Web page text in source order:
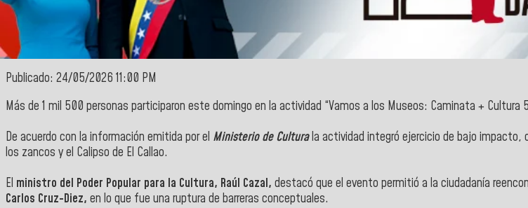
Publicado: 24/05/2026 11:00 PM
Más de 1 mil 500 personas participaron este domingo en la actividad “Vamos a los Museos: Caminata + Cultura
De acuerdo con la información emitida por el Ministerio de Culturala actividad integró ejercicio de bajo impacto,
los zancos y el Calipso de El Callao.
El ministro del Poder Popular para la Cultura, Raúl Cazal, destacó que el evento permitió a la ciudadanía
Carlos Cruz-Diez, en lo que fue una ruptura de barreras conceptuales.